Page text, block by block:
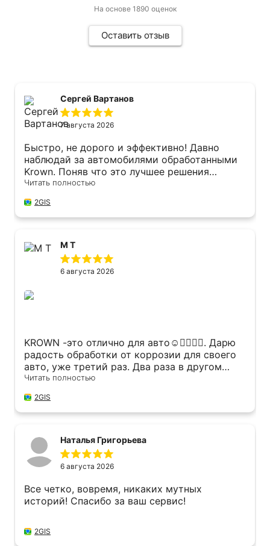
На основе 1890 оценок
Оставить отзыв
Сергей Вартанов
7 августа 2026
Быстро, не дорого и эффективно! Давно
наблюдай за автомобилями обработанными
Krown. Поняв что это лучшее решения
представленное на нашем рынке! Обработал
Читать полностью
2GIS
M T
6 августа 2026
KROWN -это отлично для авто☺️✊🏽👍🏽. Дарю
радость обработки от коррозии для своего
авто, уже третий раз. Два раза в другом
городе, а на этот раз в Новосибирске,
и профессионально. Грамотные сотрудники,
все сделали на высоком уровне. И даже кофе
часа и авто довольное и я рад🙂. Состав
KROWN- работает!
Читать полностью
2GIS
Наталья Григорьева
6 августа 2026
Все четко, вовремя, никаких мутных
историй! Спасибо за ваш сервис!
2GIS